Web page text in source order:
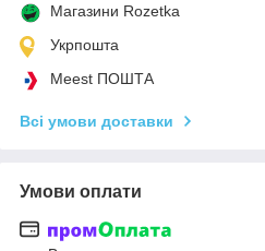
Магазини Rozetka
Укрпошта
Meest ПОШТА
Всі умови доставки
Умови оплати